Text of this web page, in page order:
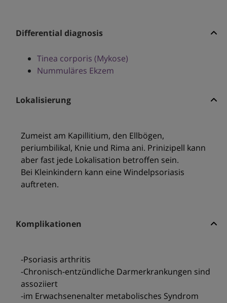
Differential diagnosis
Tinea corporis (Mykose)
Nummuläres Ekzem
Lokalisierung
Zumeist am Kapillitium, den Ellbögen,
periumbilikal, Knie und Rima ani. Prinizipell kann
aber fast jede Lokalisation betroffen sein.
Bei Kleinkindern kann eine Windelpsoriasis
auftreten.
Komplikationen
-Psoriasis arthritis
-Chronisch-entzündliche Darmerkrankungen sind
assoziiert
-im Erwachsenenalter metabolisches Syndrom